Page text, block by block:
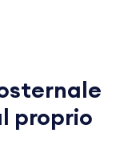
proprio